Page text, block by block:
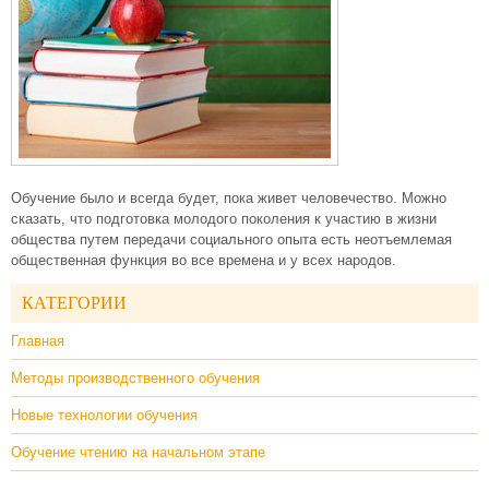
Обучение было и всегда будет, пока живет человечество. Можно
сказать, что подготовка молодого поколения к участию в жизни
общества путем передачи социального опыта есть неотъемлемая
общественная функция во все времена и у всех народов.
КАТЕГОРИИ
Главная
Методы производственного обучения
Новые технологии обучения
Обучение чтению на начальном этапе